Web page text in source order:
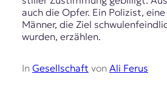
auch die Opfer. Ein Polizist,
Männer, die Ziel
wurden, erzählen.
In Gesellschaft von Ali Ferus